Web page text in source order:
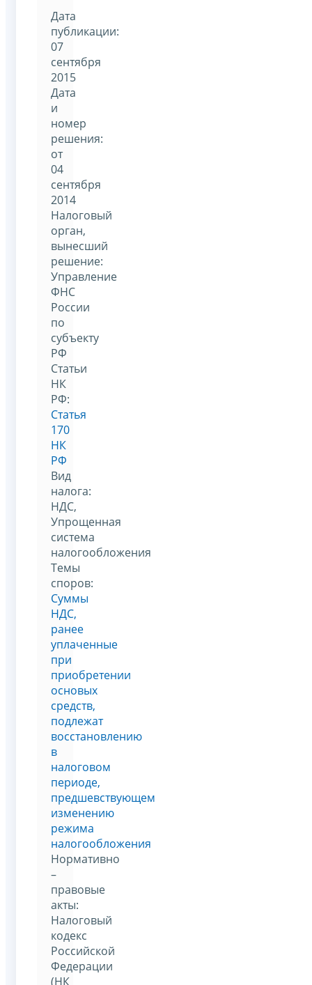
Дата
публикации:
07
сентября
2015
Дата
и
номер
решения:
от
04
сентября
2014
Налоговый
орган,
вынесший
решение:
Управление
ФНС
России
по
субъекту
РФ
Статьи
НК
РФ:
Статья
170
НК
РФ
Вид
налога:
НДС,
Упрощенная
система
налогообложения
Темы
споров:
Суммы
НДС,
ранее
уплаченные
при
приобретении
основых
средств,
подлежат
восстановлению
в
налоговом
периоде,
предшевствующем
изменению
режима
налогообложения
Нормативно
–
правовые
акты:
Налоговый
кодекс
Российской
Федерации
(НК